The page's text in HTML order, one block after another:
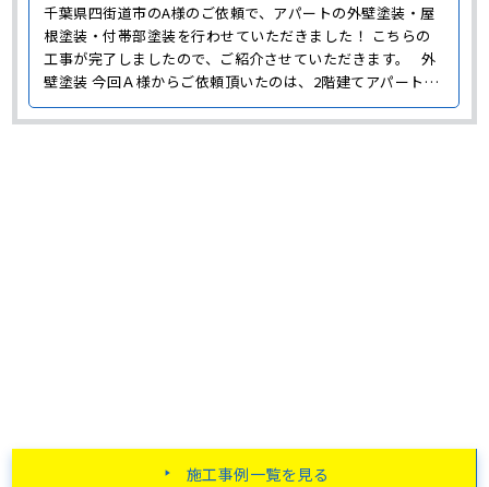
千葉県四街道市のA様のご依頼で、アパートの外壁塗装・屋
根塗装・付帯部塗装を行わせていただきました！ こちらの
工事が完了しましたので、ご紹介させていただきます。 外
壁塗装 今回Ａ様からご依頼頂いたのは、2階建てアパートの
塗装です。 施工前のアパートの色は、白と茶色がメインと
なっており、洋風のオシャレな雰囲気が漂っていました。
施工事例一覧を見る